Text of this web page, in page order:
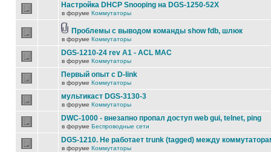
Настройка DHCP Snooping на DGS-1250-52X
в форуме Коммутаторы
Проблемы с выводом команды show fdb, шлюк
в форуме Коммутаторы
DGS-1210-24 rev A1 - ACL MAC
в форуме Коммутаторы
Первый опыт с D-link
в форуме Коммутаторы
мультикаст DGS-3130-3
в форуме Коммутаторы
DWC-1000 - внезапно пропал доступ web gui, telnet, ping
в форуме Беспроводные сети
DGS-1210. Не работает trunk (tagged) между
в форуме Коммутаторы